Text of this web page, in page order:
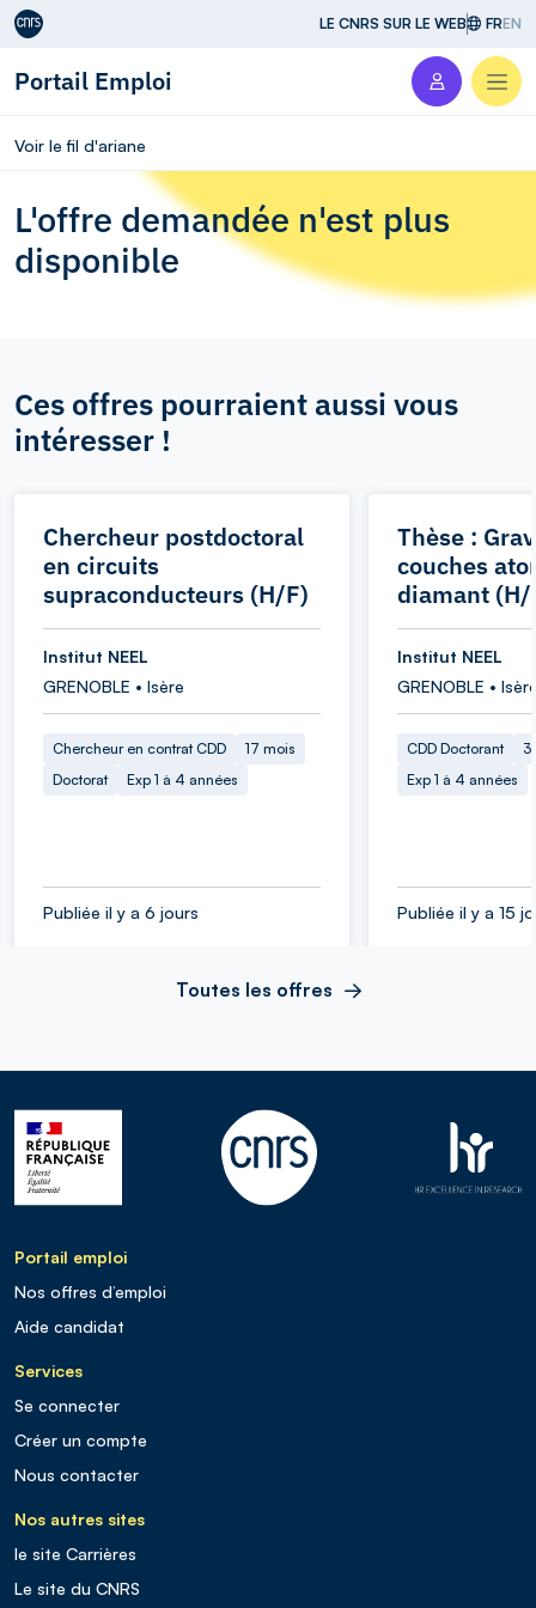
Aller au contenu LE CNRS SUR LE WEB FREN
Portail Emploi
Voir le fil d'ariane
L'offre demandée n'est plus
disponible
Ces offres pourraient aussi vous
intéresser !
Chercheur postdoctoral
en circuits
supraconducteurs (H/F)
Institut NEEL
GRENOBLE • Isère
Chercheur en contrat CDD
17 mois
Doctorat
Exp 1 à 4 années
Publiée il y a 6 jours
Thèse :
couches
diamant (H/
Institut NEEL
GRENOBLE •
CDD Doctorant
Exp 1 à 4 années
Publiée il y a 15
Toutes les offres
Portail emploi
Nos offres d’emploi
Aide candidat
Services
Se connecter
Créer un compte
Nous contacter
Nos autres sites
le site Carrières
Le site du CNRS